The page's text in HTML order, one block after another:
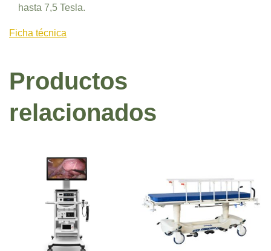
hasta 7,5 Tesla.
Ficha técnica
Productos
relacionados